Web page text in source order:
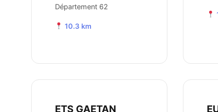
Département 62
10.3 km
ETS GAETAN